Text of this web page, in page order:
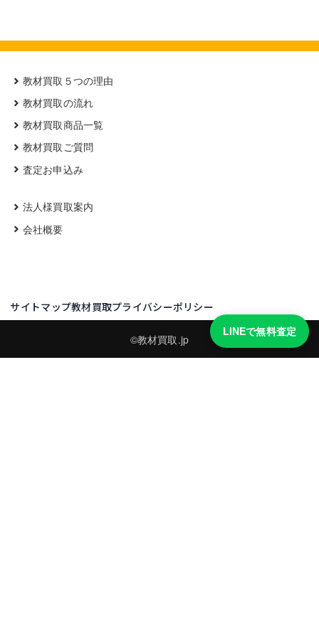
教材買取５つの理由
教材買取の流れ
教材買取商品一覧
教材買取ご質問
査定お申込み
法人様買取案内
会社概要
サイトマップ教材買取プライバシーポリシー
©教材買取.jp
LINEで無料査定